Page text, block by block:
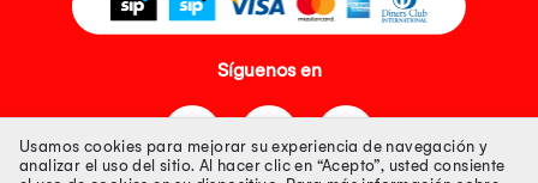
Síguenos en
Usamos cookies para mejorar su experiencia de navegación y
analizar el uso del sitio. Al hacer clic en “Acepto”, usted consiente